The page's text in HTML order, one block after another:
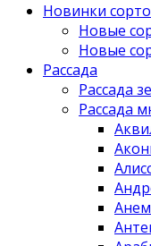
Новинки
Новые
Новые
Рассада
Рассада
Рассада